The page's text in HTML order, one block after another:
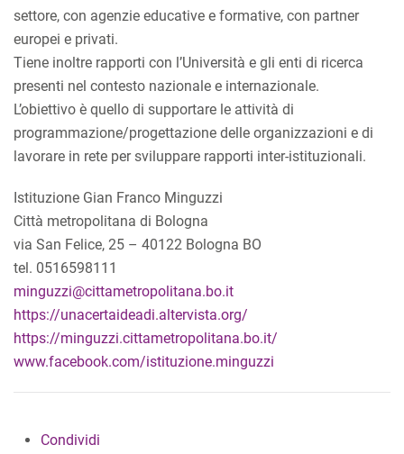
settore, con agenzie educative e formative, con partner
europei e privati.
Tiene inoltre rapporti con l’Università e gli enti di ricerca
presenti nel contesto nazionale e internazionale.
L’obiettivo è quello di supportare le attività di
programmazione/progettazione delle organizzazioni e di
lavorare in rete per sviluppare rapporti inter-istituzionali.
Istituzione Gian Franco Minguzzi
Città metropolitana di Bologna
via San Felice, 25 – 40122 Bologna BO
tel. 0516598111
minguzzi@cittametropolitana.bo.it
https://unacertaideadi.altervista.org/
https://minguzzi.cittametropolitana.bo.it/
www.facebook.com/istituzione.minguzzi
Condividi